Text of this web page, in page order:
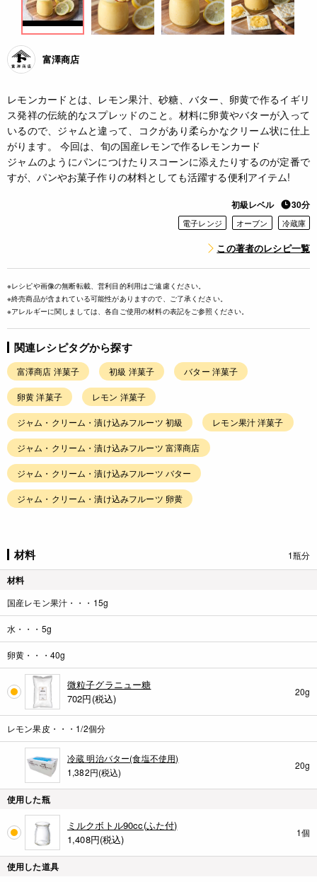
富澤商店
レモンカードとは、レモン果汁、砂糖、バター、卵黄で作るイギリ
ス発祥の伝統的なスプレッドのこと。材料に卵黄やバターが入って
いるので、ジャムと違って、コクがあり柔らかなクリーム状に仕上
がります。 今回は、旬の国産レモンで作るレモンカード
ジャムのようにパンにつけたりスコーンに添えたりするのが定番で
すが、パンやお菓子作りの材料としても活躍する便利アイテム!
初級レベル 30分
電子レンジ オーブン 冷蔵庫
この著者のレシピ一覧
※レシピや画像の無断転載、営利目的利用はご遠慮ください。
※終売商品が含まれている可能性がありますので、ご了承ください。
※アレルギーに関しましては、各自ご使用の材料の表記をご参照ください。
関連レシピタグから探す
富澤商店 洋菓子 初級 洋菓子 バター 洋菓子
卵黄 洋菓子 レモン 洋菓子
ジャム・クリーム・漬け込みフルーツ 初級 レモン果汁 洋菓子
ジャム・クリーム・漬け込みフルーツ 富澤商店
ジャム・クリーム・漬け込みフルーツ バター
ジャム・クリーム・漬け込みフルーツ 卵黄
材料 1瓶分
材料
国産レモン果汁・・・15g
水・・・5g
卵黄・・・40g
微粒子グラニュー糖
702円(税込)
20g
レモン果皮・・・1/2個分
冷蔵 明治バター(食塩不使用)
1,382円(税込)
20g
使用した瓶
ミルクボトル90cc(ふた付)
1,408円(税込)
1個
使用した道具